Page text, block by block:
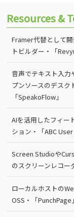
Resources &
Framer代替として
トビルダー・「
音声でテキスト入力
プンソースのデスク
「SpeakoFlow」
AIを活用したフィー
ション・「ABC
Screen Studioや
のスクリーンレコー
ローカルホストの
OSS・「PunchPage」